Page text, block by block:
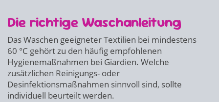
Die richtige Waschanleitung
Das Waschen geeigneter Textilien bei mindestens
60 °C gehört zu den häufig empfohlenen
Hygienemaßnahmen bei Giardien. Welche
zusätzlichen Reinigungs- oder
Desinfektionsmaßnahmen sinnvoll sind, sollte
individuell beurteilt werden.